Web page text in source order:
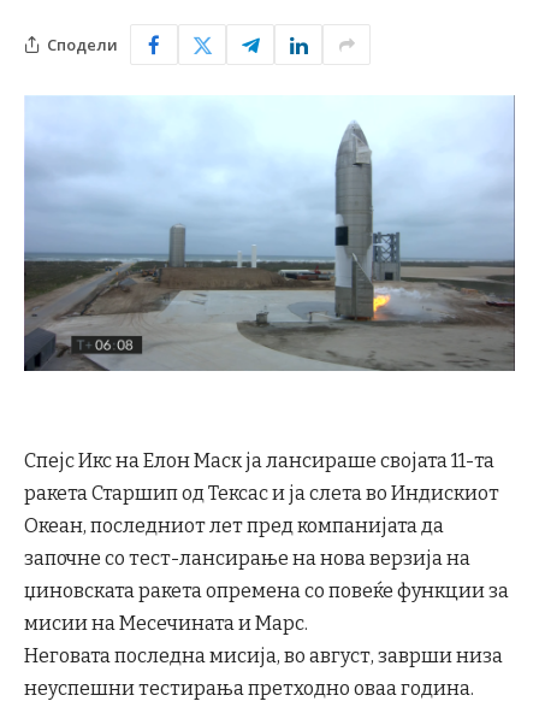
Сподели
Спејс Икс на Елон Маск ја лансираше својата 11-та
ракета Старшип од Тексас и ја слета во Индискиот
Океан, последниот лет пред компанијата да
започне со тест-лансирање на нова верзија на
џиновската ракета опремена со повеќе функции за
мисии на Месечината и Марс.
Неговата последна мисија, во август, заврши низа
неуспешни тестирања претходно оваа година.